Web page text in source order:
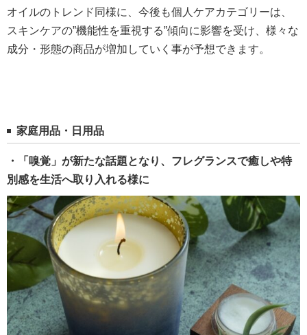
オイルのトレンド同様に、今後も個人ケアカテゴリーは、
スキンケアの”機能性を重視する”傾向に影響を受け、様々な
成分・形態の商品が増加していく事が予想できます。
家庭用品・日用品
・「嗅覚」が新たな話題となり、フレグランスで癒しや特
別感を生活へ取り入れる様に